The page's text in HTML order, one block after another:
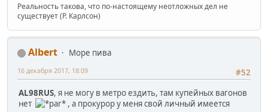
Реальность такова, что по-настоящему неотложных дел не
существует (Р. Карлсон)
Albert
Море пива
#52
16 декабря 2017, 18:09
AL98RUS, я не могу в метро ездить, там купейных вагонов
нет
, а прокурор у меня свой личный имеется